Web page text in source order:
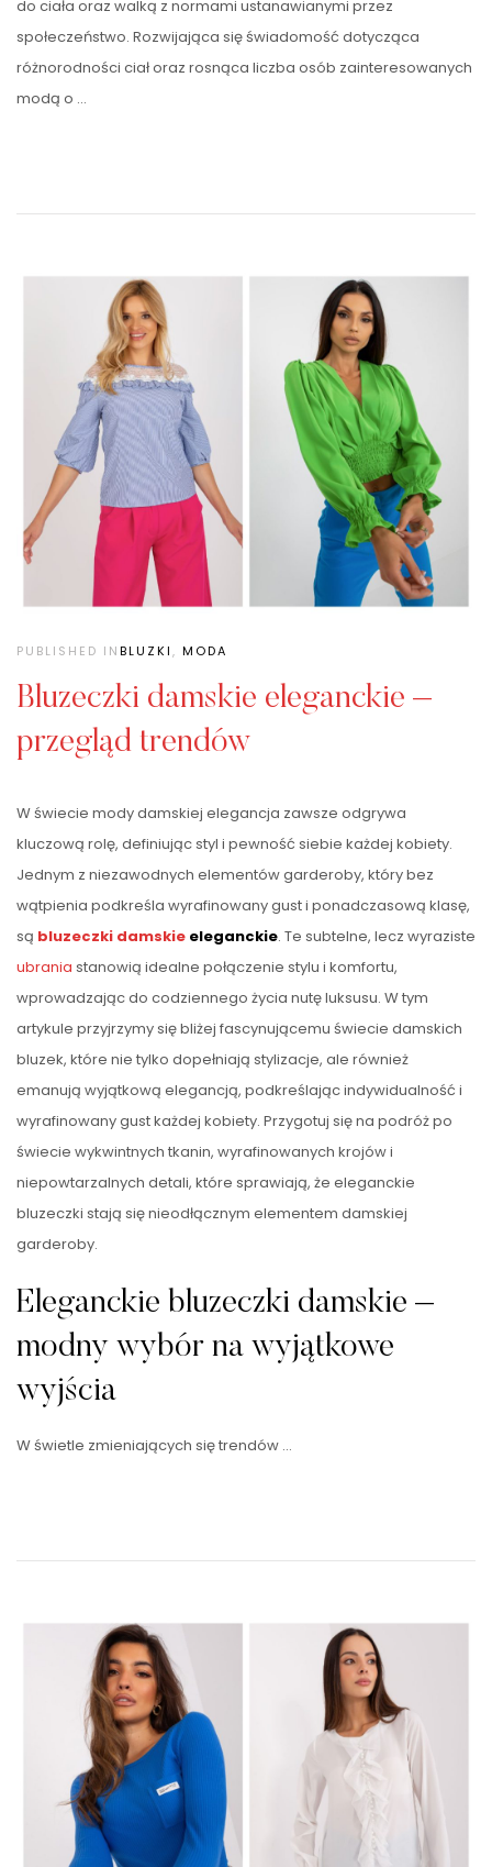
do ciała oraz walką z normami ustanawianymi przez
społeczeństwo. Rozwijająca się świadomość dotycząca
różnorodności ciał oraz rosnąca liczba osób zainteresowanych
modą o …
PUBLISHED INBLUZKI, MODA
Bluzeczki damskie eleganckie –
przegląd trendów
W świecie mody damskiej elegancja zawsze odgrywa
kluczową rolę, definiując styl i pewność siebie każdej kobiety.
Jednym z niezawodnych elementów garderoby, który bez
wątpienia podkreśla wyrafinowany gust i ponadczasową klasę,
są bluzeczki damskie eleganckie. Te subtelne, lecz wyraziste
ubrania stanowią idealne połączenie stylu i komfortu,
wprowadzając do codziennego życia nutę luksusu. W tym
artykule przyjrzymy się bliżej fascynującemu świecie damskich
bluzek, które nie tylko dopełniają stylizacje, ale również
emanują wyjątkową elegancją, podkreślając indywidualność i
wyrafinowany gust każdej kobiety. Przygotuj się na podróż po
świecie wykwintnych tkanin, wyrafinowanych krojów i
niepowtarzalnych detali, które sprawiają, że eleganckie
bluzeczki stają się nieodłącznym elementem damskiej
garderoby.
Eleganckie bluzeczki damskie –
modny wybór na wyjątkowe
wyjścia
W świetle zmieniających się trendów …